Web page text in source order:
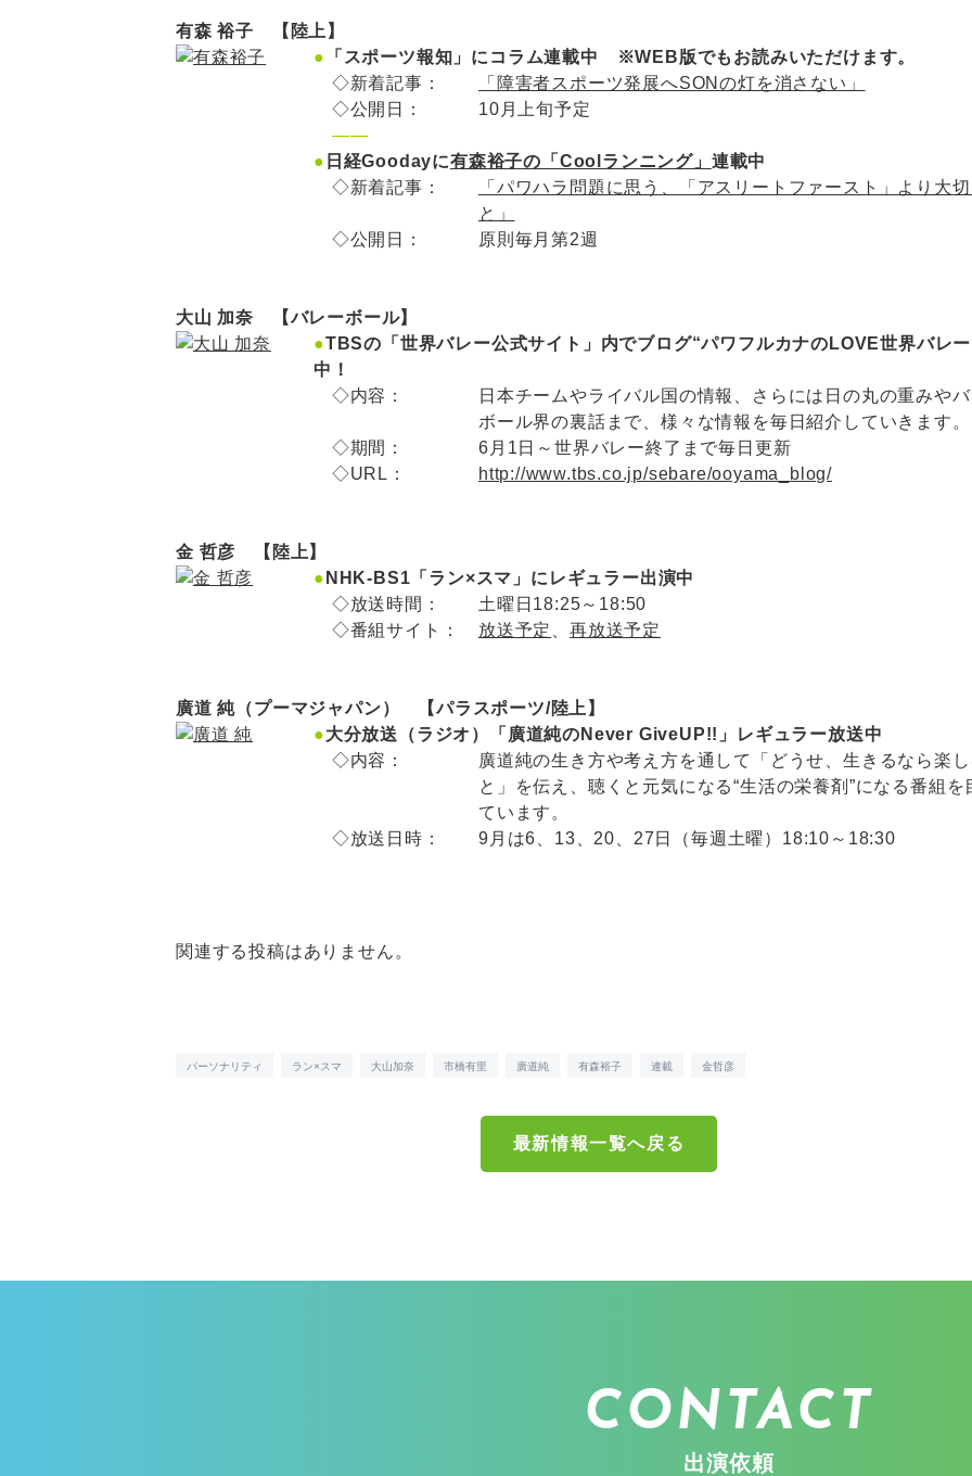
有森 裕子 【陸上】
●
「スポーツ報知」にコラム連載中 ※WEB版でもお読みいただけます。
◇新着記事：
「障害者スポーツ発展へSONの灯を消さない」
◇公開日：
10月上旬予定
——
● 日経Goodayに有森裕子の「Coolランニング」 連載中
◇新着記事：
「パワハラ問題に思う、「アスリートファースト」より大
と」
◇公開日：
原則毎月第2週
大山 加奈 【バレーボール】
●TBSの「世界バレー公式サイト」内でブログ“パワフルカナのLOVE世界バレ
中！
◇内容：
日本チームやライバル国の情報、さらには日の丸の重みや
ボール界の裏話まで、様々な情報を毎日紹介していきます。
◇期間：
6月1日～世界バレー終了まで毎日更新
◇URL：
http://www.tbs.co.jp/sebare/ooyama_blog/
金 哲彦 【陸上】
● NHK-BS1「ラン×スマ」にレギュラー出演中
◇放送時間：
土曜日18:25～18:50
◇番組サイト：
放送予定 、再放送予定
廣道 純（プーマジャパン） 【パラスポーツ/陸上】
●大分放送（ラジオ）「廣道純のNever GiveUP!!」レギュラー放送中
◇内容：
廣道純の生き方や考え方を通して「どうせ、生きるなら楽
と」を伝え、聴くと元気になる“生活の栄養剤”になる番組を
ています。
◇放送日時：
9月は6、13、20、27日（毎週土曜）18:10～18:30
関連する投稿はありません。
パーソナリティ ラン×スマ 大山加奈 市橋有里 廣道純 有森裕子 連載 金哲彦
最新情報一覧へ戻る
CONTACT
出演依頼